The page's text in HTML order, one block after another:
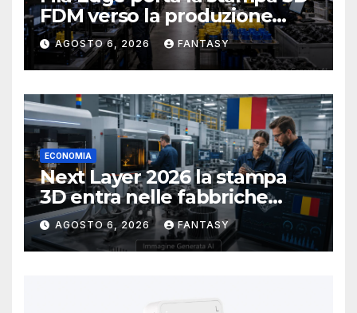
FDM verso la produzione
industriale di serie in Ucraina
AGOSTO 6, 2026 FANTASY
ECONOMIA
Next Layer 2026 la stampa
3D entra nelle fabbriche
rumene
AGOSTO 6, 2026 FANTASY